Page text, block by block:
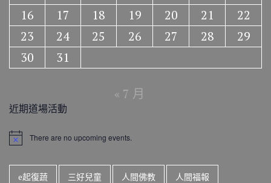
16
17 18 19 20 21
22
23
24 25 26 27 28
29
30
31
« 7 月
近期道場活動
N
There are no upcoming events.
e起復蔬 三好兒童 人間佛教 人間福報